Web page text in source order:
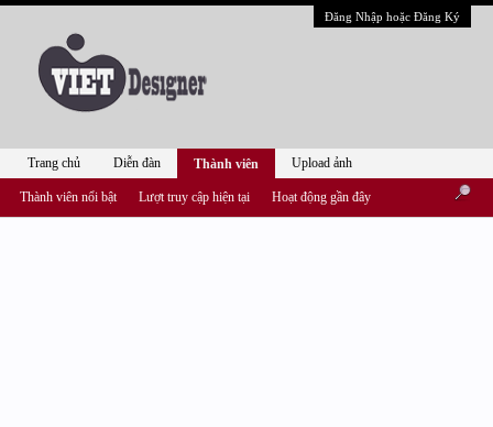
Đăng Nhập hoặc Đăng Ký
Trang chủ Diễn đàn Thành viên
Thành viên nổi bật Lượt truy cập hiện tại Hoạt động gần đây
Upload ảnh